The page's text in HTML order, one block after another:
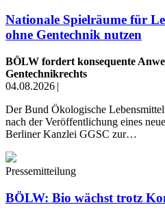
Nationale Spielräume für
ohne Gentechnik nutzen
BÖLW fordert konsequente
Gentechnikrechts
04.08.2026 |
Der Bund Ökologische
nach der Veröffentlichung eines
Berliner Kanzlei GGSC zur…
Pressemitteilung
BÖLW: Bio wächst trotz